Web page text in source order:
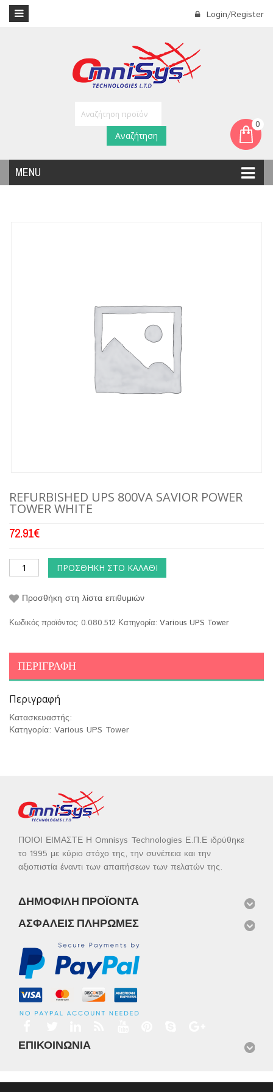
Login/Register
0
MENU
Αναζήτηση
REFURBISHED UPS 800VA SAVIOR POWER
TOWER WHITE
72.91€
ΠΡΟΣΘΉΚΗ ΣΤΟ ΚΑΛΆΘΙ
Προσθήκη στη λίστα επιθυμιών
Κωδικός προϊόντος: 0.080.512 Κατηγορία: Various UPS Tower
ΠΕΡΙΓΡΑΦΉ
Περιγραφή
Κατασκευαστής:
Κατηγορία: Various UPS Tower
ΠΟΙΟΙ ΕΙΜΑΣΤΕ Η Omnisys Technologies Ε.Π.Ε ιδρύθηκε
το 1995 με κύριο στόχο της, την συνέπεια και την
αξιοπιστία έναντι των απαιτήσεων των πελατών της.
ΔΗΜΟΦΙΛΉ ΠΡΟΪΌΝΤΑ
ΑΣΦΑΛΕΊΣ ΠΛΗΡΩΜΈΣ
ΕΠΙΚΟΙΝΩΝΊΑ